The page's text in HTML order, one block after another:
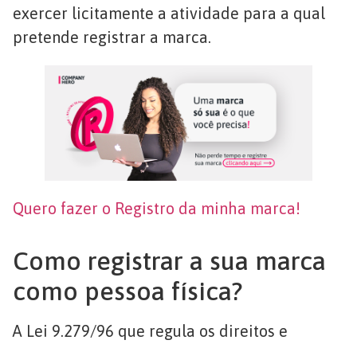
exercer licitamente a atividade para a qual
pretende registrar a marca.
Quero fazer o Registro da minha marca!
Como registrar a sua marca
como pessoa física?
A Lei 9.279/96 que regula os direitos e